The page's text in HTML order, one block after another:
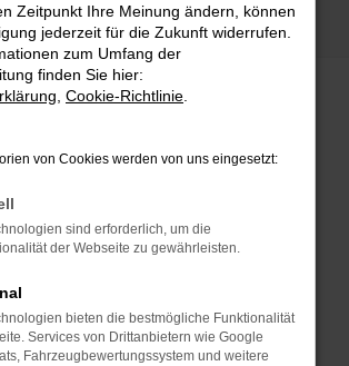
VW VW Taigo für München Top Angebote
für
Top
Fahrzeug: der VW
Zeitpunkt Ihre Meinung ändern, können
jederzeit für die Zukunft widerrufen.
zum Umfang der
finden Sie hier:
Cookie-Richtlinie
von Cookies werden von uns eingesetzt:
sind erforderlich, um die
der Webseite zu gewährleisten.
bieten die bestmögliche Funktionalität
Services von Drittanbietern wie Google
Fahrzeugbewertungssystem und weitere